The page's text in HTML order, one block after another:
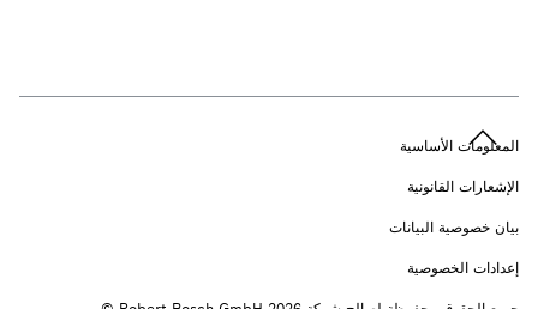
المعلومات الأساسية
الإشعارات القانونية
بيان خصوصية البيانات
إعدادات الخصوصية